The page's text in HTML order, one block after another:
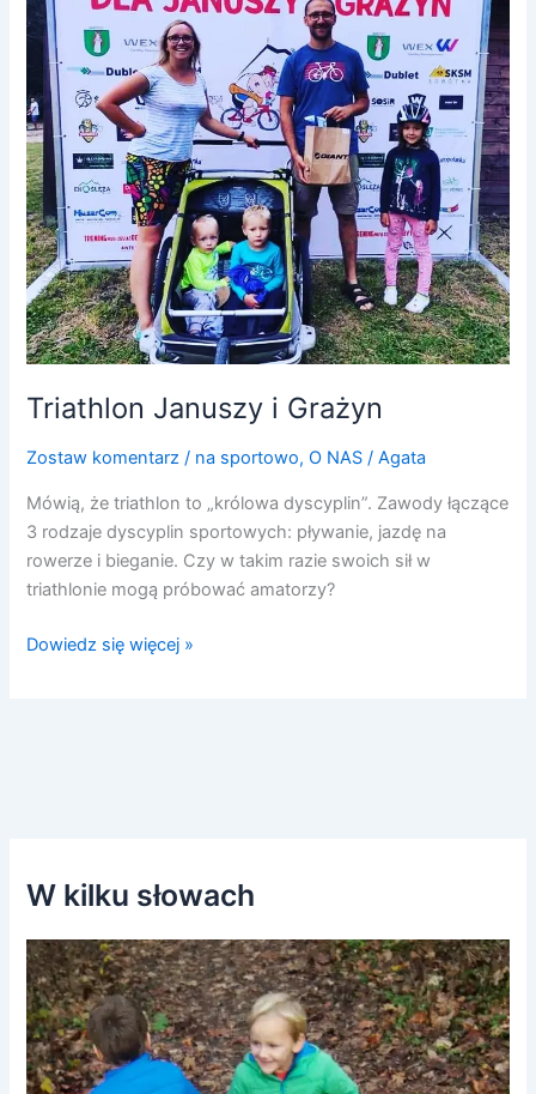
Triathlon Januszy i Grażyn
Zostaw komentarz / na sportowo,O NAS /Agata
Mówią, że triathlon to „królowa dyscyplin”. Zawody łączące
3 rodzaje dyscyplin sportowych: pływanie, jazdę na
rowerze i bieganie. Czy w takim razie swoich sił w
triathlonie mogą próbować amatorzy?
Dowiedz się więcej »
W kilku słowach